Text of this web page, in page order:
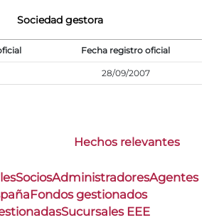
Sociedad gestora
Fecha registro oficial
28/09/2007
Hechos relevantes
SociosAdministradoresAgentes
Fondos gestionados
Sucursales EEE